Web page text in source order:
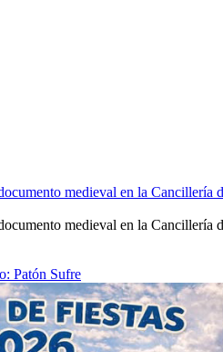
medieval en la Cancillería
medieval en la Cancillería
Patón Sufre